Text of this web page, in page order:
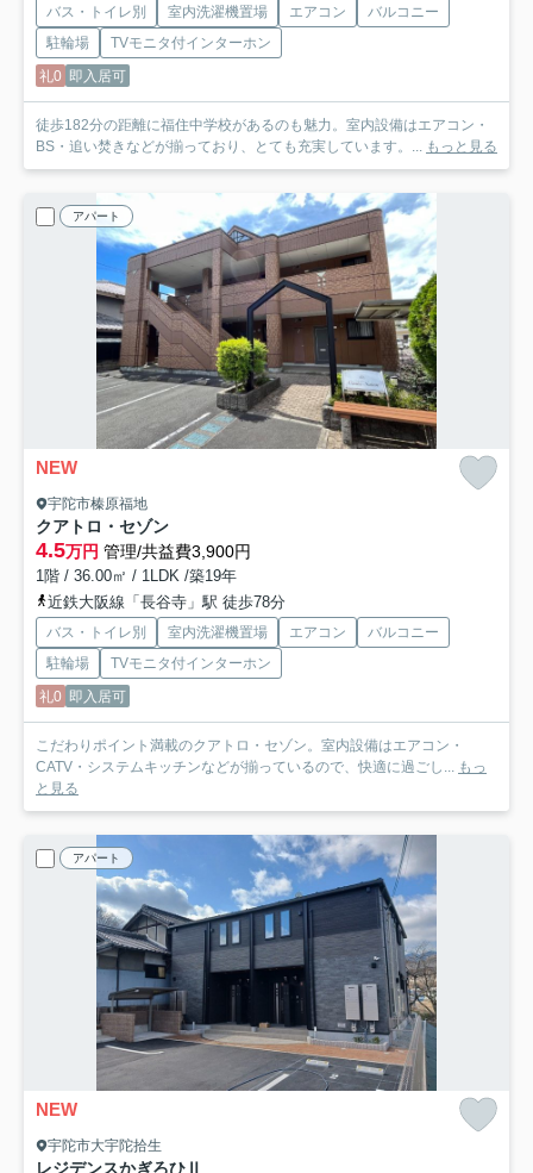
バス・トイレ別 室内洗濯機置場 エアコン
バルコニー
駐輪場
TVモニタ付インターホン
礼0 即入居可
徒歩182分の距離に福住中学校があるのも魅力。室内設備はエアコン・
BS・追い焚きなどが揃っており、とても充実しています。... もっと見る
アパート
NEW
宇陀市榛原福地
クアトロ・セゾン
4.5万円 管理/共益費3,900円
1階 / 36.00㎡ / 1LDK /築19年
近鉄大阪線「長谷寺」駅 徒歩78分
バス・トイレ別 室内洗濯機置場 エアコン
バルコニー
駐輪場
TVモニタ付インターホン
礼0 即入居可
こだわりポイント満載のクアトロ・セゾン。室内設備はエアコン・
CATV・システムキッチンなどが揃っているので、快適に過ごし... もっ
と見る
アパート
NEW
宇陀市大宇陀拾生
レジデンスかぎろひⅡ